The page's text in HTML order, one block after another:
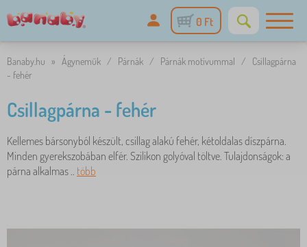
0 Ft
Banaby.hu » Ágyneműk / Párnák / Párnák motívummal /
Csillagpárna
- fehér
Csillagpárna - fehér
Kellemes bársonyból készült, csillag alakú fehér, kétoldalas díszpárna.
Minden gyerekszobában elfér. Szilikon golyóval töltve. Tulajdonságok: a
párna alkalmas .. több